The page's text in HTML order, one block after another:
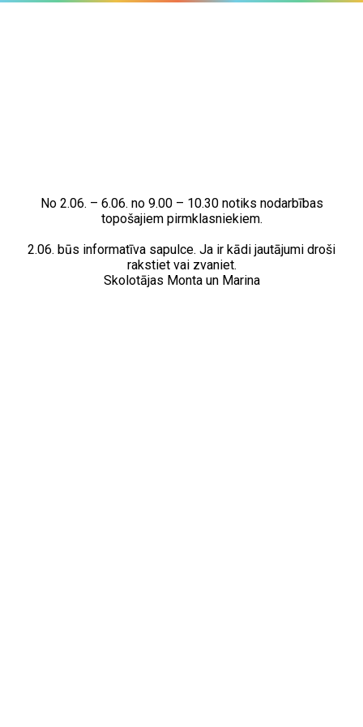
No 2.06. – 6.06. no 9.00 – 10.30 notiks nodarbības
topošajiem pirmklasniekiem.
2.06. būs informatīva sapulce. Ja ir kādi jautājumi droši
rakstiet vai zvaniet.
Skolotājas Monta un Marina